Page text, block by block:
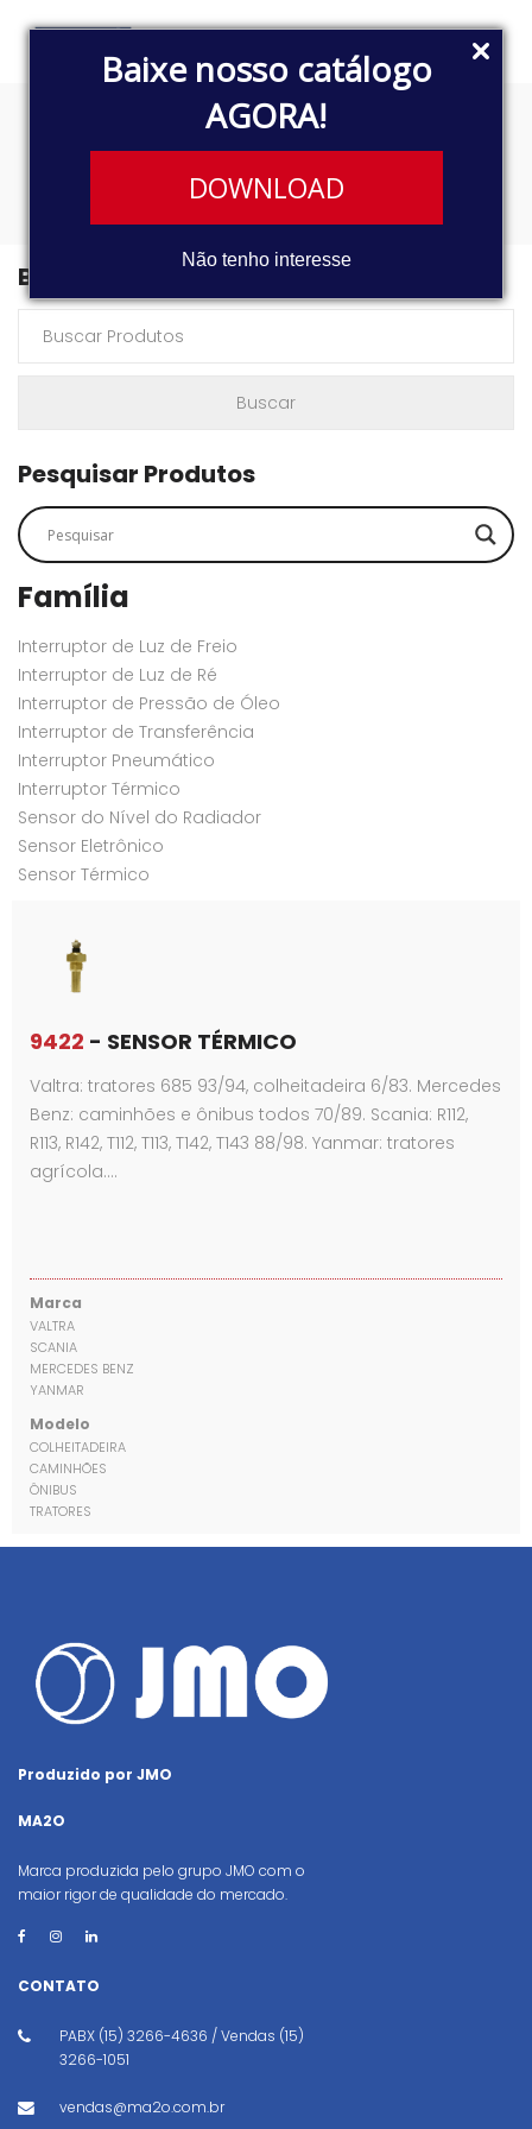
Baixe nosso catálogo
AGORA!
DOWNLOAD
Não tenho interesse
T113
Buscar Produtos
Pesquisar Produtos
Família
Interruptor de Luz de Freio
Interruptor de Luz de Ré
Interruptor de Pressão de Óleo
Interruptor de Transferência
Interruptor Pneumático
Interruptor Térmico
Sensor do Nível do Radiador
Sensor Eletrônico
Sensor Térmico
9422 - SENSOR TÉRMICO
Valtra: tratores 685 93/94, colheitadeira 6/83. Mercedes
Benz: caminhões e ônibus todos 70/89. Scania: R112,
R113, R142, T112, T113, T142, T143 88/98. Yanmar: tratores
agrícola.…
Marca
VALTRA
SCANIA
MERCEDES BENZ
YANMAR
Modelo
COLHEITADEIRA
CAMINHÕES
ÔNIBUS
TRATORES
Produzido por JMO
MA2O
Marca produzida pelo grupo JMO com o
maior rigor de qualidade do mercado.
CONTATO
PABX (15) 3266-4636 / Vendas (15)
3266-1051
vendas@ma2o.com.br